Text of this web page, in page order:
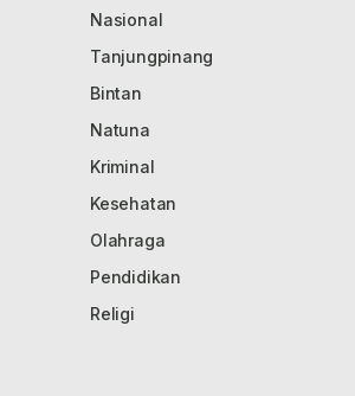
Nasional
Tanjungpinang
Bintan
Natuna
Kriminal
Kesehatan
Olahraga
Pendidikan
Religi